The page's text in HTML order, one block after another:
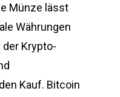
Münze lässt
Währungen
Krypto-
Kauf. Bitcoin